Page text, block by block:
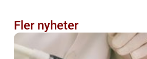
Fler nyheter